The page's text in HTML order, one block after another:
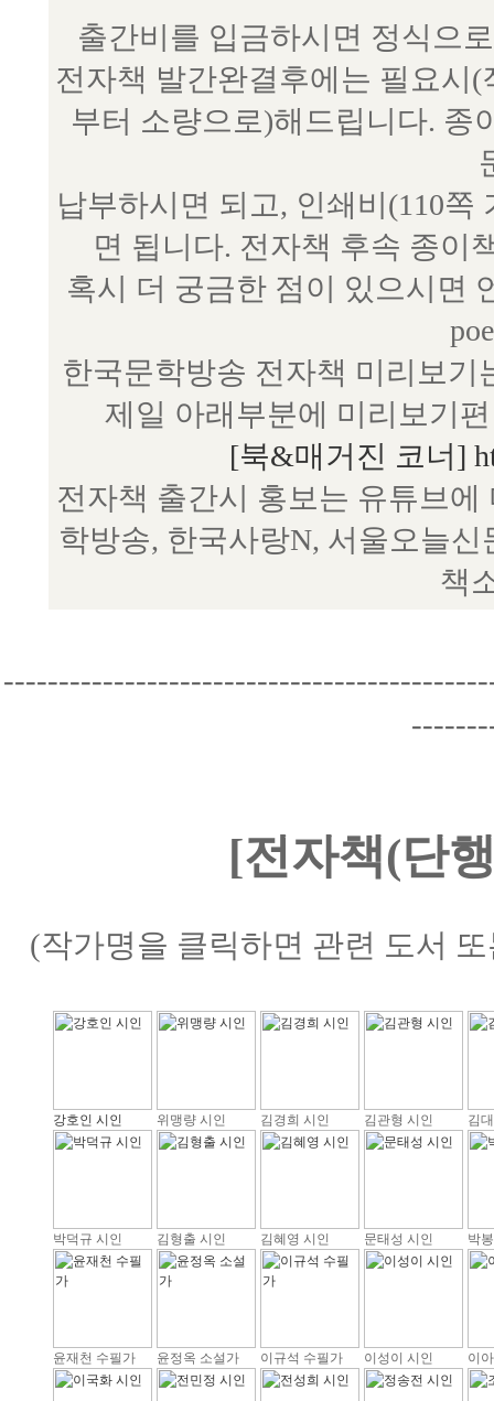
출간비를 입금하시면 정식으
전자책 발간완결후에는 필요시
부터 소량으로)해드립니다. 종
납부하시면 되고, 인쇄비(110
면 됩니다. 전자책 후속 종이
혹시 더 궁금한 점이 있으시면
한국문학방송 전자책 미리보
제일 아래부분에 미리보기
[북&매거진 코너]
전자책 출간시 홍보는 유튜브
학방송, 한국사랑N, 서울오늘
책
[전자책(단
(작가명을 클릭하면 관련 도서
강호인 시인 위맹량 시인 김경희 시인 김관형 시인 김
박덕규 시인 김형출 시인 김혜영 시인 문태성 시인 박
윤재천 수필가 윤정옥 소설가 이규석 수필가 이성이 시인 이